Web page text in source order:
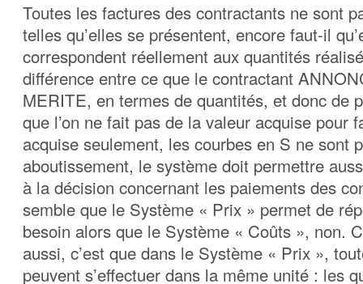
Toutes les factures des contractants ne sont
telles qu’elles se présentent, encore faut-il
correspondent réellement aux quantités
différence entre ce que le contractant
MERITE, en termes de quantités, et donc de
que l’on ne fait pas de la valeur acquise pour
acquise seulement, les courbes en S ne sont
aboutissement, le système doit permettre
à la décision concernant les paiements des
semble que le Système « Prix » permet de
besoin alors que le Système « Coûts », non.
aussi, c’est que dans le Système « Prix »,
peuvent s’effectuer dans la même unité : les